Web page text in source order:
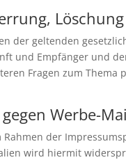
Löschung
der geltenden
und Empfänger und
Fragen zum
Werbe-
Rahmen der
wird hiermit